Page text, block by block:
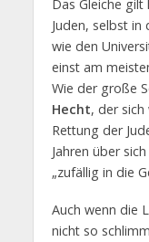
Das Gleiche
Juden, selbst
wie den
einst am
Wie der große
Hecht, der
Rettung der
Jahren über
„zufällig in die
Auch wenn die
nicht so